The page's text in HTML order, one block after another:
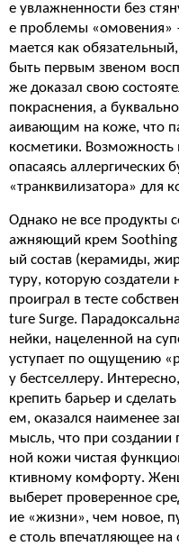
е увлажненности без
е проблемы «омовения»
мается как
быть первым звеном
же доказал свою
покраснения, а
аивающим на коже, что
косметики. Возможность
опасаясь аллергических
«транквилизатора» для
Однако не все продукты
ажняющий крем Soothing
ый состав (керамиды,
туру, которую создатели
проиграл в тесте
ture Surge.
нейки, нацеленной на
уступает по ощущению
у бестселлеру.
крепить барьер и
ем, оказался наименее
мысль, что при создании
ной кожи чистая
ктивному комфорту.
выберет проверенное
ие «жизни», чем новое,
е столь впечатляющее на